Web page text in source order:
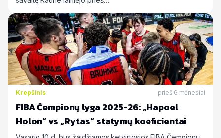
Krepšinis prieš 6 mėnesiai
FIBA Čempionų lyga 2025-26: „Hapoel
Holon“ vs „Rytas“ statymų koeficientai